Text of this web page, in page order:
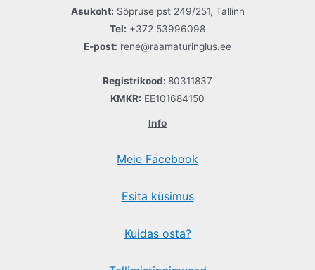
Asukoht: Sõpruse pst 249/251, Tallinn
Tel: +372 53996098
E-post: rene@raamaturinglus.ee
Registrikood: 80311837
KMKR: EE101684150
Info
Meie Facebook
Esita küsimus
Kuidas osta?